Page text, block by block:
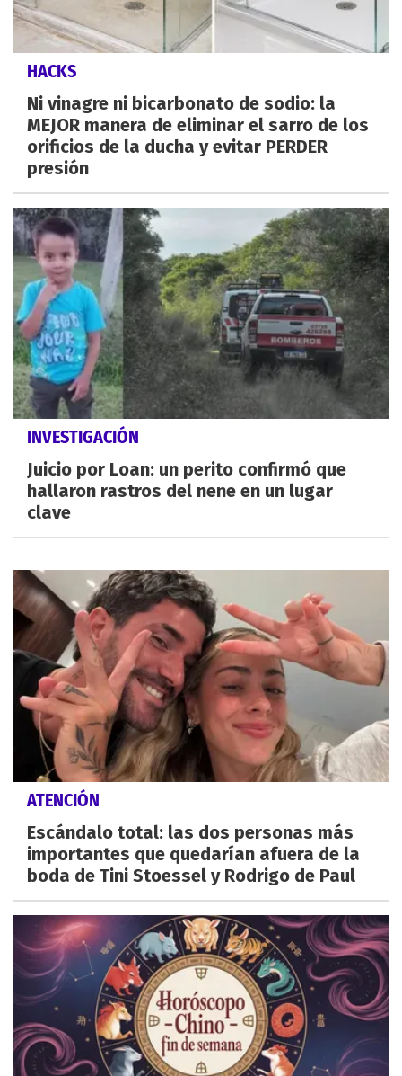
HACKS
Ni vinagre ni bicarbonato de sodio: la
MEJOR manera de eliminar el sarro de los
orificios de la ducha y evitar PERDER
presión
INVESTIGACIÓN
Juicio por Loan: un perito confirmó que
hallaron rastros del nene en un lugar
clave
ATENCIÓN
Escándalo total: las dos personas más
importantes que quedarían afuera de la
boda de Tini Stoessel y Rodrigo de Paul